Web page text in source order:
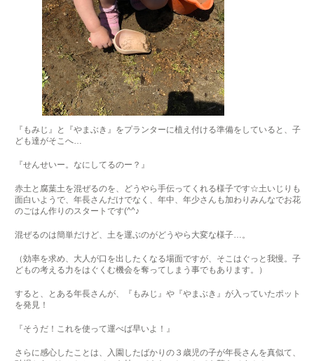
『もみじ』と『やまぶき』をプランターに植え付ける準備をしていると、子
ども達がそこへ…
『せんせいー。なにしてるのー？』
赤土と腐葉土を混ぜるのを、どうやら手伝ってくれる様子です☆土いじりも
面白いようで、年長さんだけでなく、年中、年少さんも加わりみんなでお花
のごはん作りのスタートです(^^♪
混ぜるのは簡単だけど、土を運ぶのがどうやら大変な様子…。
（効率を求め、大人が口を出したくなる場面ですが、そこはぐっと我慢。子
どもの考える力をはぐくむ機会を奪ってしまう事でもあります。）
すると、とある年長さんが、『もみじ』や『やまぶき』が入っていたポット
を発見！
『そうだ！これを使って運べば早いよ！』
さらに感心したことは、入園したばかりの３歳児の子が年長さんを真似て、